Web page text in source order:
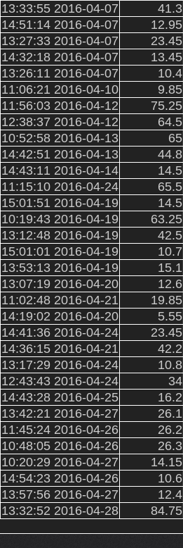
41.3
2016-04-07 13:33:55
12.95
2016-04-07 14:51:14
23.45
2016-04-07 13:27:33
13.45
2016-04-07 14:32:18
10.4
2016-04-07 13:26:11
9.85
2016-04-10 11:06:21
75.25
2016-04-12 11:56:03
64.5
2016-04-12 12:38:37
65
2016-04-13 10:52:58
44.8
2016-04-13 14:42:51
14.5
2016-04-14 14:43:11
65.5
2016-04-24 11:15:10
14.5
2016-04-19 15:01:51
63.25
2016-04-19 10:19:43
42.5
2016-04-19 13:12:48
10.7
2016-04-19 15:01:01
15.1
2016-04-19 13:53:13
12.6
2016-04-20 13:07:19
19.85
2016-04-21 11:02:48
5.55
2016-04-20 14:19:02
23.45
2016-04-24 14:41:36
42.2
2016-04-21 14:36:15
10.8
2016-04-24 13:17:29
34
2016-04-24 12:43:43
16.2
2016-04-25 14:43:28
26.1
2016-04-27 13:42:21
26.2
2016-04-26 11:45:24
26.3
2016-04-26 10:48:05
14.15
2016-04-27 10:20:29
10.6
2016-04-26 14:54:23
12.4
2016-04-27 13:57:56
84.75
2016-04-28 13:32:52